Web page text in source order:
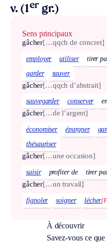
v. (1er gr.)
Sens principaux
gâcher[…qqch de concret]
employer utiliser tirer
garder
sauver
gâcher[…qqch d’abstrait]
sauvegarder conserver
gâcher[…de l’argent]
économiser épargner
thésauriser
gâcher[…une occasion]
saisir profiter de tirer
gâcher[…un travail]
fignoler soigner lécher
À découvrir
Savez-vous ce